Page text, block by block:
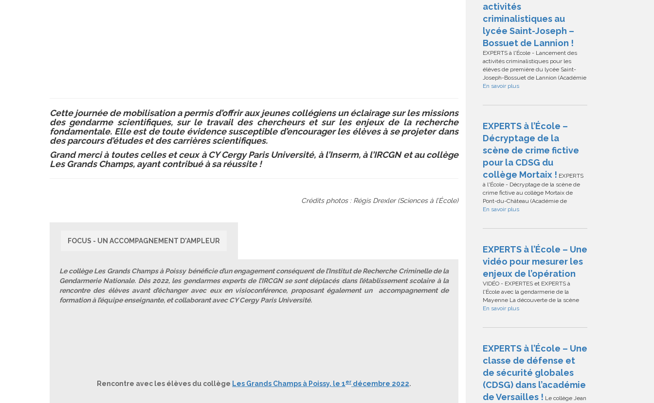
Cette journée de mobilisation a permis d’offrir aux jeunes collégiens un éclairage sur les missions
des gendarme scientifiques, sur le travail des chercheurs et sur les enjeux de la recherche
fondamentale. Elle est de toute évidence susceptible d’encourager les élèves à se projeter dans
des parcours d’études et des carrières scientifiques.
Grand merci à toutes celles et ceux à CY Cergy Paris Université, à l’Inserm, à l’IRCGN et au collège
Les Grands Champs, ayant contribué à sa réussite !
Crédits photos : Régis Drexler (Sciences à l’École)
FOCUS - UN ACCOMPAGNEMENT D'AMPLEUR
Le collège Les Grands Champs à Poissy bénéficie d’un engagement conséquent de l’Institut de Recherche Criminelle de la
Gendarmerie Nationale. Dès 2022, les gendarmes experts de l’IRCGN se sont déplacés dans l’établissement scolaire à la
rencontre des élèves avant d’échanger avec eux en visioconférence, proposant également un accompagnement de
formation à l’équipe enseignante, et collaborant avec CY Cergy Paris Université.
Rencontre avec les élèves du collège Les Grands Champs à Poissy, le 1er décembre 2022.
activités
criminalistiques au
lycée Saint-Joseph –
Bossuet de Lannion !
EXPERTS à l'École - Lancement des
activités criminalistiques pour les
élèves de première du lycée Saint-
Joseph-Bossuet de Lannion (Académie
En savoir plus
EXPERTS à l’École –
Décryptage de la
scène de crime fictive
pour la CDSG du
collège Mortaix ! EXPERTS
à l'École - Décryptage de la scène de
crime fictive au collège Mortaix de
Pont-du-Château (Académie de
En savoir plus
EXPERTS à l’École – Une
vidéo pour mesurer les
enjeux de l’opération
VIDÉO - EXPERTES et EXPERTS à
l'École avec la gendarmerie de la
Mayenne La découverte de la scène
En savoir plus
EXPERTS à l’École – Une
classe de défense et
de sécurité globales
(CDSG) dans l’académie
de Versailles ! Le collège Jean